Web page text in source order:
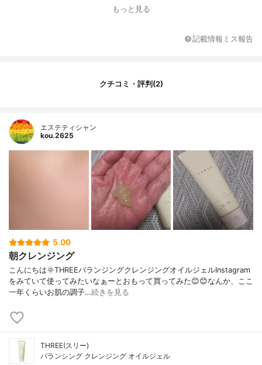
リスチン酸ポリグリセリル－１０、カオリ
リン酸スクロース、アルガニアスピノサ
ンチアフィクスインジカ花エキス、アマナ
もっと見る
記載情報ミス報告
クチコミ・評判(2)
エステティシャン
kou.2625
5.00
朝クレンジング
こんにちは🌞THREEバランジングクレンジングオイルジェルInstagram
をみていて使ってみたいなぁーとおもって買ってみた😊😊なんか、ここ
一年くらいお肌の調子…続きを見る
THREE(スリー)
バランシング クレンジング オイルジェル